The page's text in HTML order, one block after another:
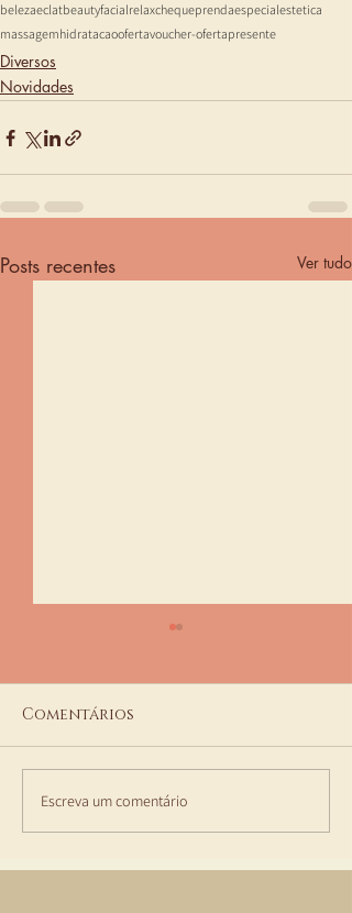
belezaeclatbeautyfacialrelaxchequeprendaespecialestetica
massagemhidratacaoofertavoucher-ofertapresente
Diversos
Novidades
Posts recentes Ver tudo
PACKS HAPPY HOUR
ECLAT
Comentários
Escreva um comentário